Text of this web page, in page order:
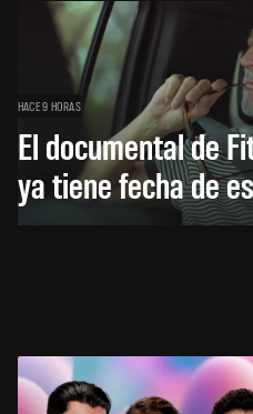
HACE 9 HORAS
El documental de
ya tiene fecha de